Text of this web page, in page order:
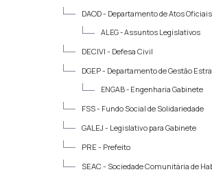
DAOD - Departamento de Atos
ALEG -Assuntos Legislativos
DECIVI - Defesa Civil
DGEP - Departamento de Gestão
ENGAB - Engenharia Gabinete
FSS - Fundo Social de Solidariedade
GALEJ - Legislativo para Gabinete
PRE - Prefeito
SEAC - Sociedade Comunitária de